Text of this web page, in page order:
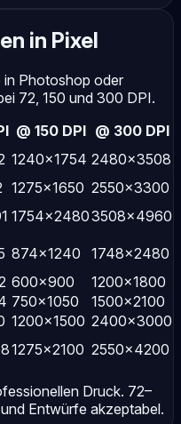
in Pixel
in Photoshop oder
72, 150 und 300 DPI.
@ 150 DPI @ 300 DPI
1240×1754 2480×3508
1275×1650 2550×3300
1754×24803508×4960
874×1240
1748×2480
600×900
1200×1800
750×1050
1500×2100
1200×1500 2400×3000
1275×2100 2550×4200
Druck. 72–
Entwürfe akzeptabel.